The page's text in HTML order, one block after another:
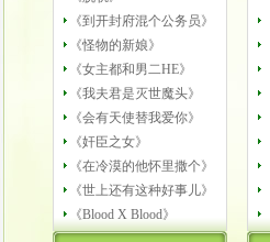
《到开封府混个公务员》
《怪物的新娘》
《女主都和男二HE》
《我夫君是灭世魔头》
《会有天使替我爱你》
《奸臣之女》
《在冷漠的他怀里撒个》
《世上还有这种好事儿》
《Blood X Blood》